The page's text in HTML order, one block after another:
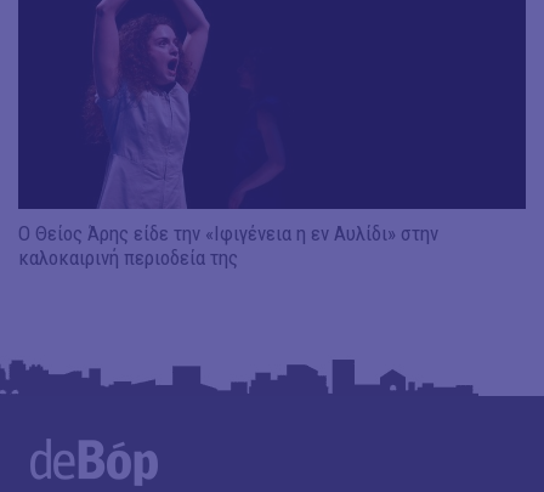
Ο Θείος Άρης είδε την «Ιφιγένεια η εν Αυλίδι» στην
καλοκαιρινή περιοδεία της